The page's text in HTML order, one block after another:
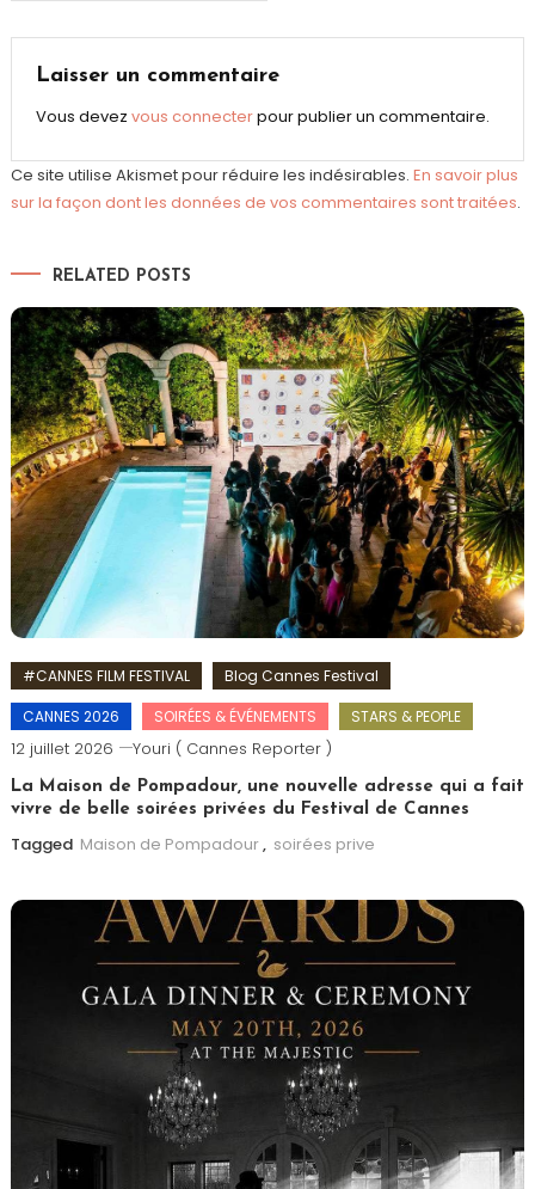
l’article
Laisser un commentaire
Vous devez vous connecterpour publier un commentaire.
Ce site utilise Akismet pour réduire les indésirables. En savoir plus
sur la façon dont les données de vos commentaires sont traitées.
RELATED POSTS
#CANNES FILM FESTIVAL
Blog Cannes Festival
CANNES 2026
SOIRÉES & ÉVÉNEMENTS STARS & PEOPLE
12 juillet 2026 Youri ( Cannes Reporter )
La Maison de Pompadour, une nouvelle adresse qui a fait
vivre de belle soirées privées du Festival de Cannes
Tagged Maison de Pompadour, soirées prive